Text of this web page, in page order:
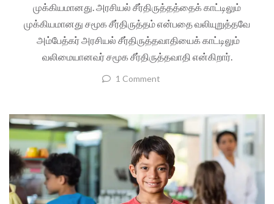
முக்கியமானது. அரசியல் சீர்திருத்தத்தைக் காட்டிலும்
முக்கியமானது சமூக சீர்திருத்தம் என்பதை வலியுறுத்தவே
அம்பேத்கர் அரசியல் சீர்திருத்தவாதியைக் காட்டிலும்
வலிமையானவர் சமூக சீர்திருத்தவாதி என்கிறார்.
1 Comment